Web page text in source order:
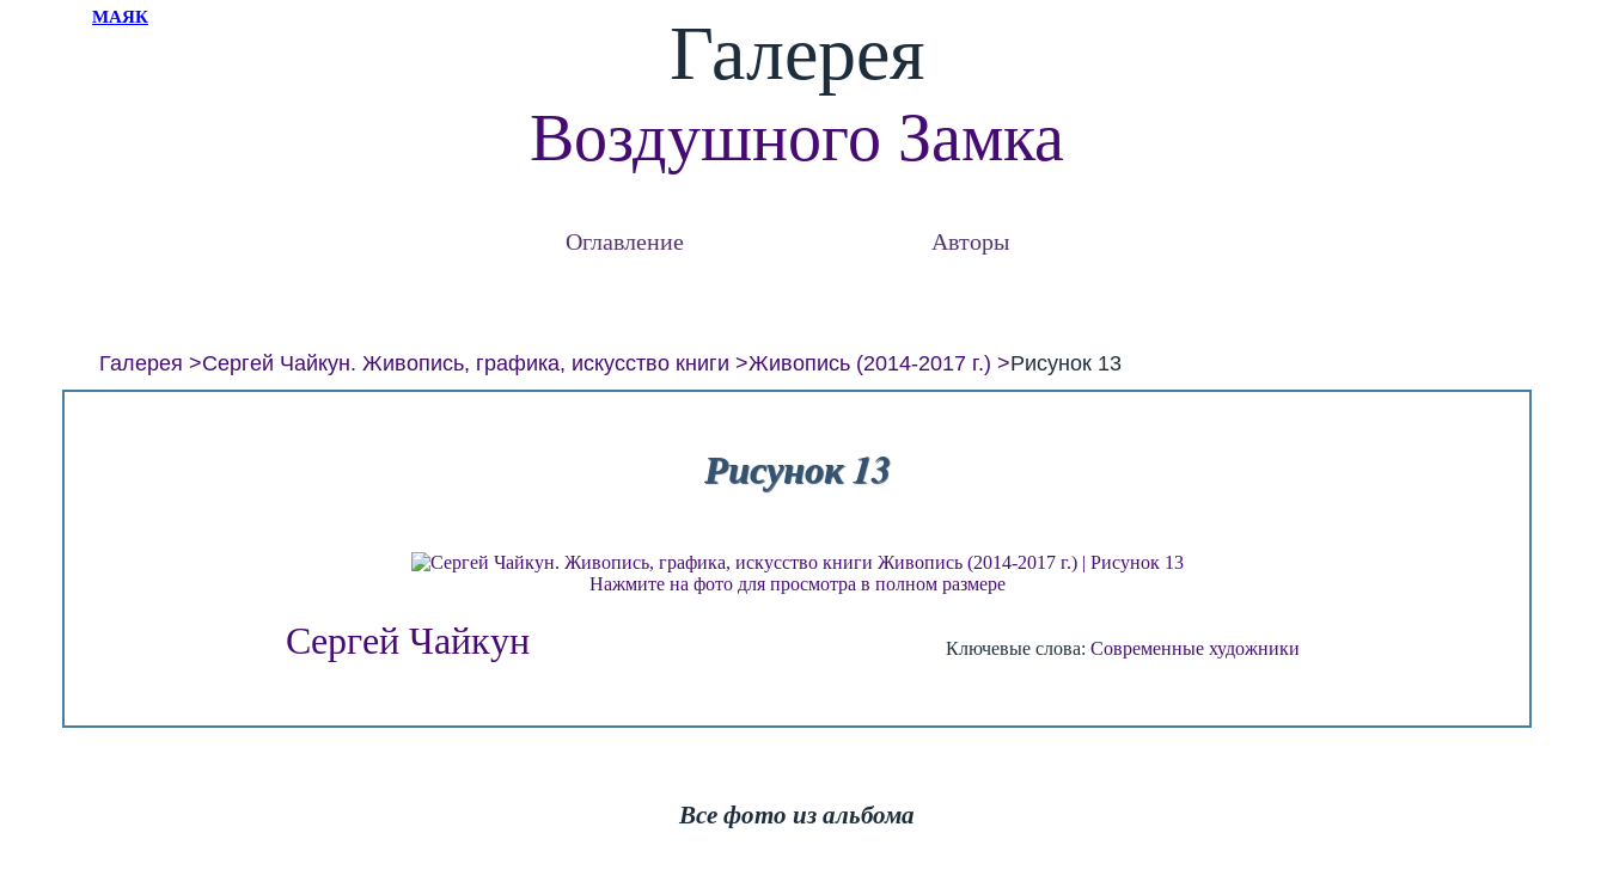
МАЯК Галерея
Воздушного Замка
Оглавление Авторы
Галерея Сергей Чайкун. Живопись, графика, искусство книги Живопись (2014-2017 г.) Рисунок 13
Рисунок 13
Нажмите на фото для просмотра в полном размере
Сергей Чайкун Ключевые слова:Современные художники
Все фото из альбома